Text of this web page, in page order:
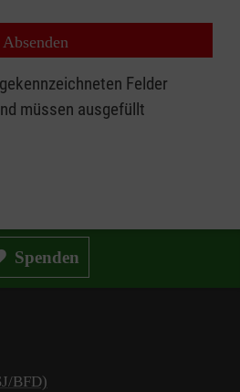
Felder
müssen ausgefüllt
Spenden
BFD)